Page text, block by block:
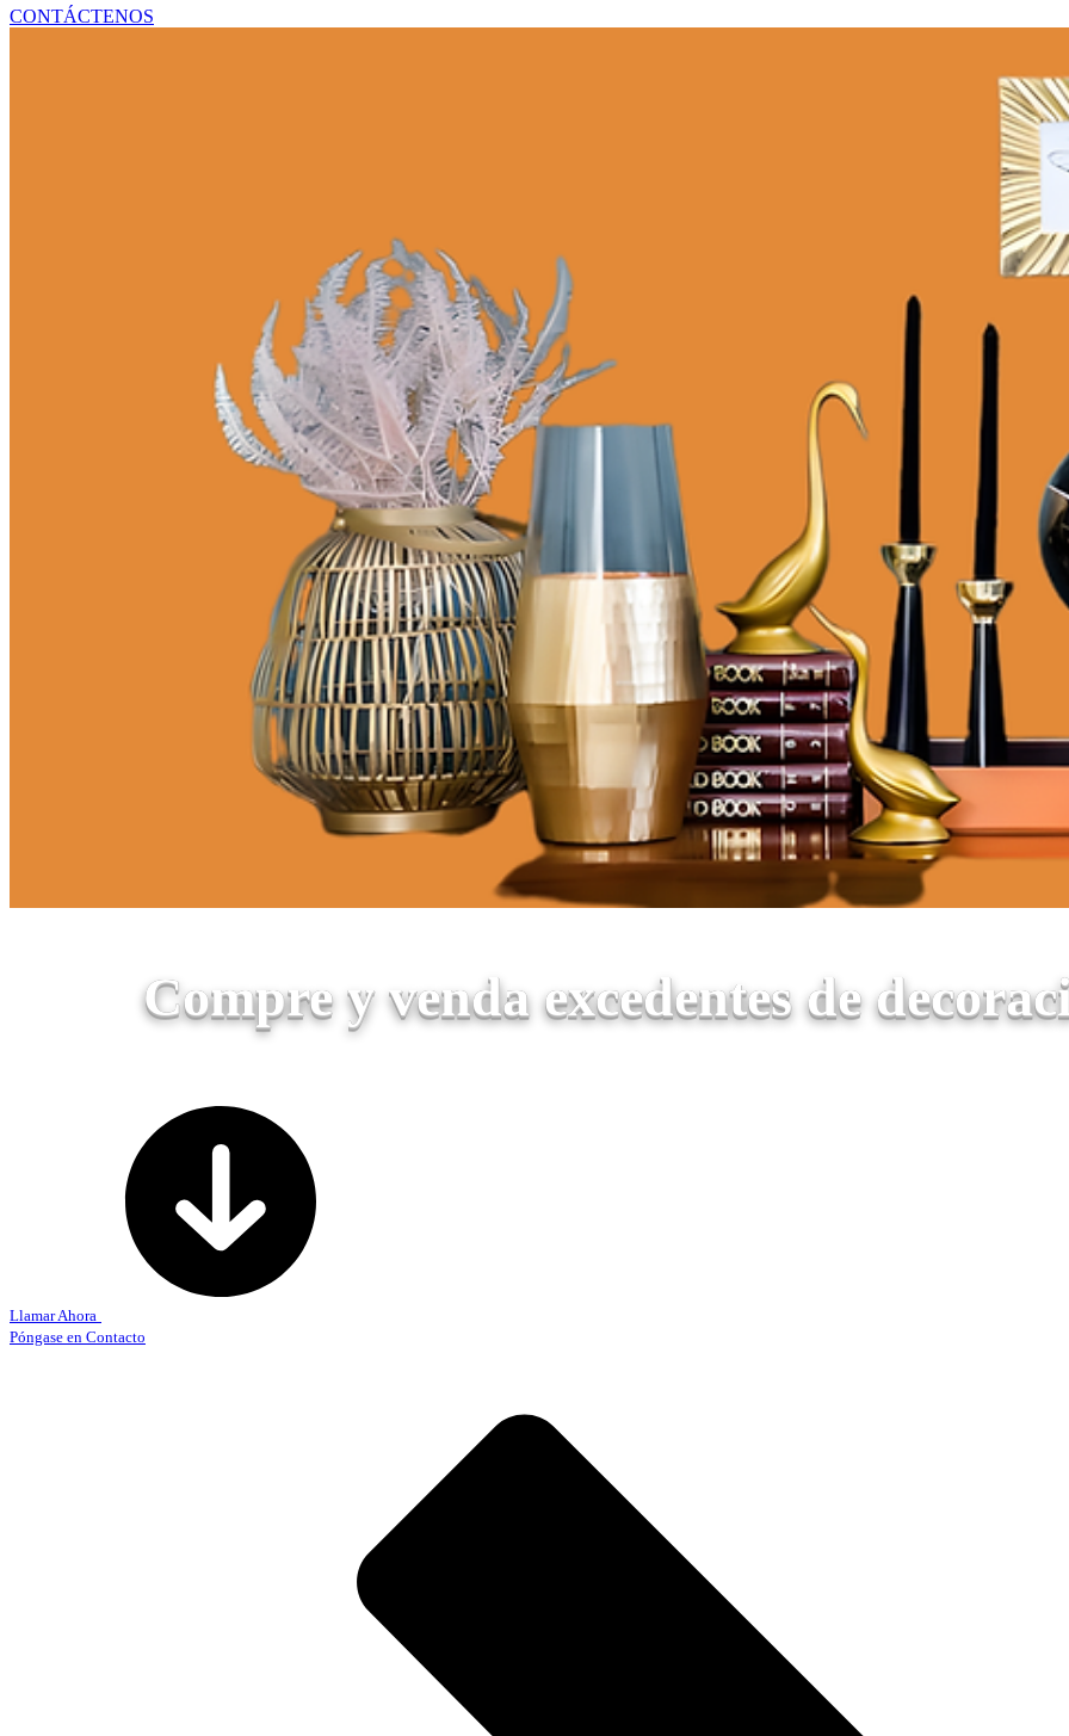
PIEZAS DE HVAC Y REFRIGERACIÓN
ARTÍCULOS ÓPTICOS
DECORACIÓN DEL HOGAR
CONTÁCTENOS
Compre y venda excedentes de
Llamar Ahora
Póngase en Contacto